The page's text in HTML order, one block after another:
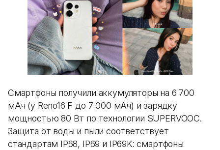
Смартфоны получили аккумуляторы на 6 700
мАч (у Reno16 F до 7 000 мАч) и зарядку
мощностью 80 Вт по технологии SUPERVOOC.
Защита от воды и пыли соответствует
стандартам IP68, IP69 и IP69K: смартфоны